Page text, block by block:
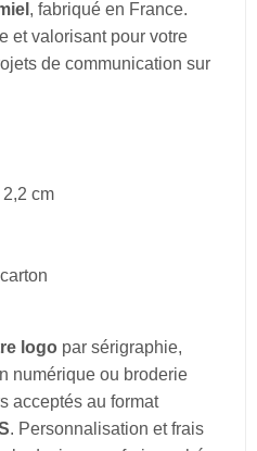
, fabriqué en France.
et valorisant pour votre
de communication sur
cm
logo par sérigraphie,
numérique ou broderie
acceptés au format
. Personnalisation et frais